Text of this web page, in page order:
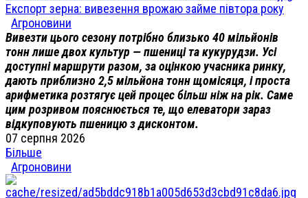
Експорт зерна: вивезення врожаю займе півтора року
Агроновини
Вивезти цього сезону потрібно близько 40 мільйонів
тонн лише двох культур — пшениці та кукурудзи. Усі
доступні маршрути разом, за оцінкою учасника ринку,
дають приблизно 2,5 мільйона тонн щомісяця, і проста
арифметика розтягує цей процес більш ніж на рік. Саме
цим розривом пояснюється те, що елеватори зараз
відкуповують пшеницю з дисконтом.
07 серпня 2026
Більше
Агроновини